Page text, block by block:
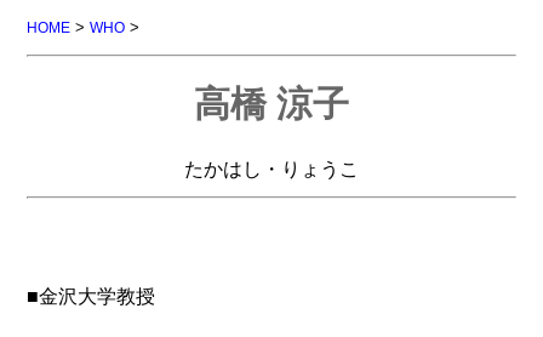
HOME >WHO >
高橋 涼子
たかはし・りょうこ
■金沢大学教授